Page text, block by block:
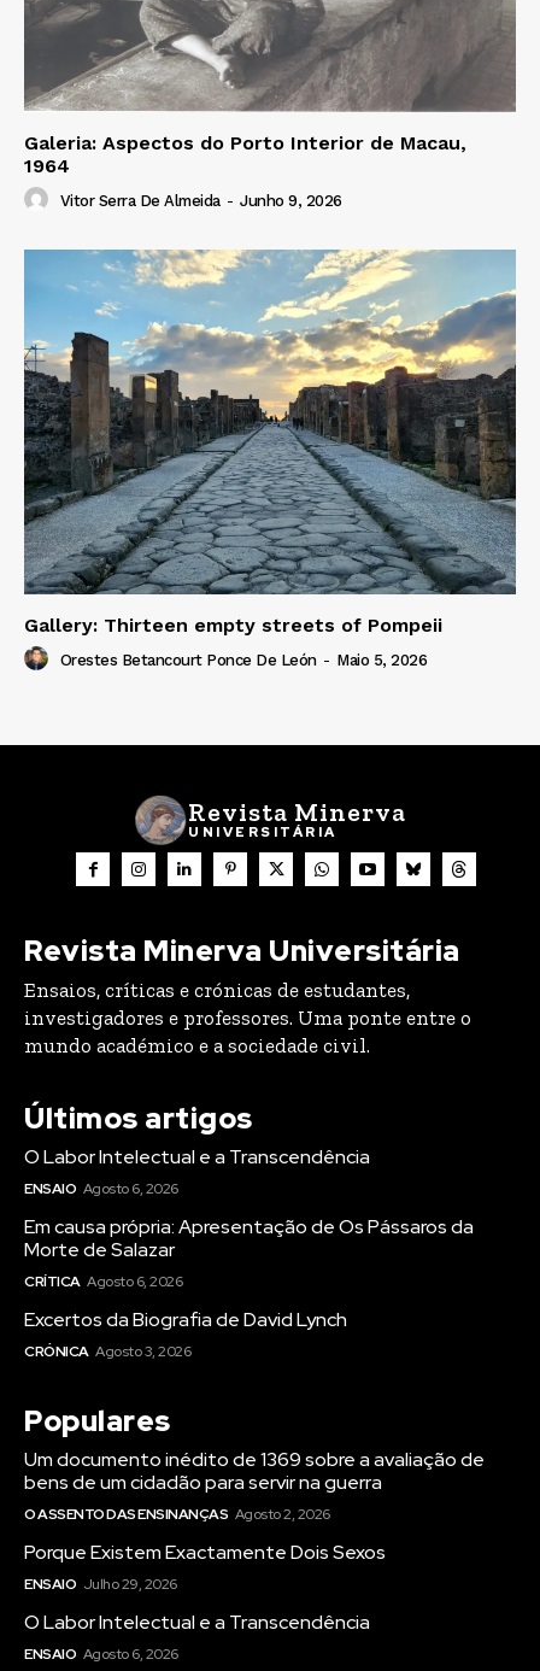
Galeria: Aspectos do Porto Interior de Macau,
1964
Vitor Serra De Almeida - Junho 9, 2026
Gallery: Thirteen empty streets of Pompeii
Orestes Betancourt Ponce De León - Maio 5, 2026
Revista Minerva
UNIVERSITÁRIA
Revista Minerva Universitária
Ensaios, críticas e crónicas de estudantes,
investigadores e professores. Uma ponte entre o
mundo académico e a sociedade civil.
Últimos artigos
O Labor Intelectual e a Transcendência
ENSAIO Agosto 6, 2026
Em causa própria: Apresentação de Os Pássaros da
Morte de Salazar
CRÍTICA Agosto 6, 2026
Excertos da Biografia de David Lynch
CRÓNICA Agosto 3, 2026
Populares
Um documento inédito de 1369 sobre a avaliação de
bens de um cidadão para servir na guerra
O ASSENTO DAS ENSINANÇAS Agosto 2, 2026
Porque Existem Exactamente Dois Sexos
ENSAIO Julho 29, 2026
O Labor Intelectual e a Transcendência
ENSAIO Agosto 6, 2026